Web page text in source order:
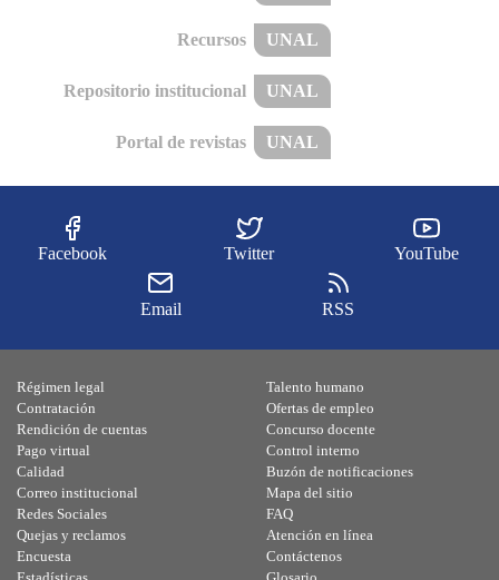
Recursos UNAL
Repositorio institucional UNAL
Portal de revistas UNAL
Facebook Twitter YouTube
Email RSS
Régimen legal
Contratación
Rendición de cuentas
Pago virtual
Calidad
Talento humano
Ofertas de empleo
Concurso docente
Control interno
Buzón de notificaciones
Correo institucional
Redes Sociales
Quejas y reclamos
Encuesta
Mapa del sitio
FAQ
Atención en línea
Contáctenos